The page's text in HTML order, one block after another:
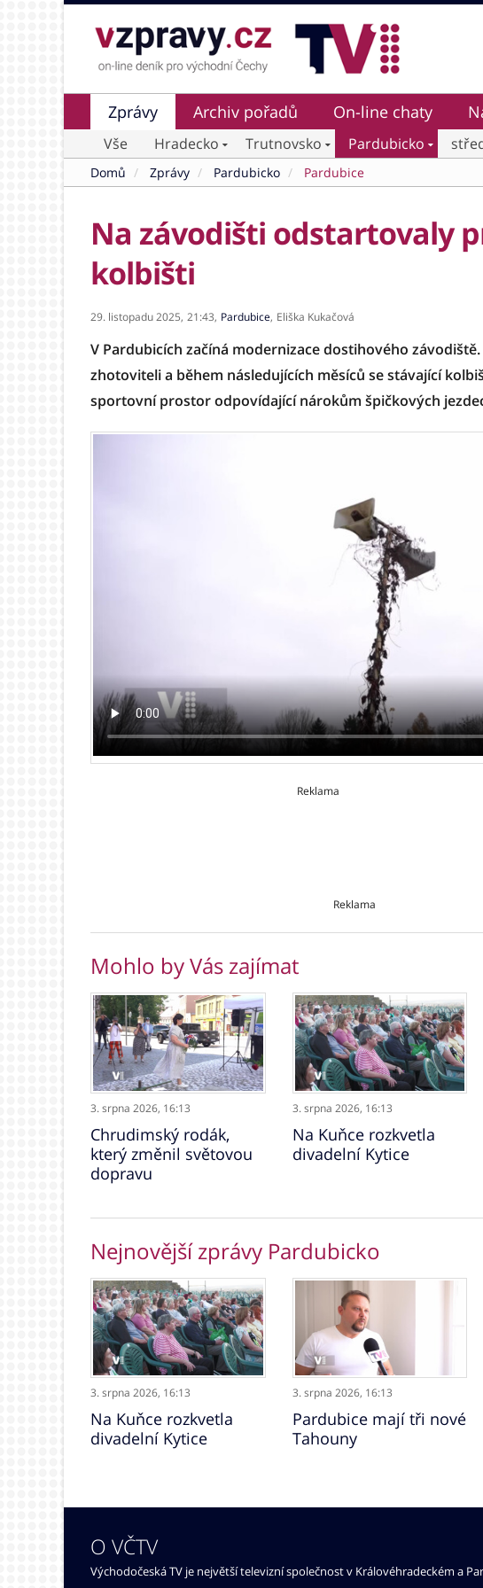
Zprávy Archiv pořadů On-line chaty
Vše Hradecko Trutnovsko Pardubicko
Domů Zprávy Pardubicko Pardubice
Na závodišti odstartovaly
kolbišti
29. listopadu 2025, 21:43, Pardubice, Eliška Kukačová
V Pardubicích začíná modernizace dostihového
zhotoviteli a během následujících měsíců se stávající
sportovní prostor odpovídající nárokům špičkových
Reklama
Reklama
Mohlo by Vás zajímat
3. srpna 2026, 16:13
Chrudimský rodák,
který změnil světovou
dopravu
3. srpna 2026, 16:13
Na Kuňce rozkvetla
divadelní Kytice
Nejnovější zprávy Pardubicko
3. srpna 2026, 16:13
Na Kuňce rozkvetla
divadelní Kytice
3. srpna 2026, 16:13
Pardubice mají tři nové
Tahouny
O VČTV
Východočeská TV je největší televizní společnost v Královéhradeckém a